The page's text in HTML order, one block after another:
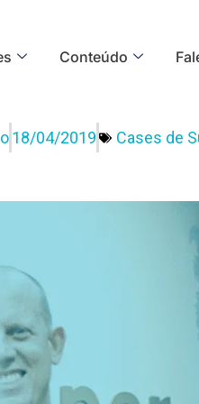
Conteúdo
18/04/2019 Cases de